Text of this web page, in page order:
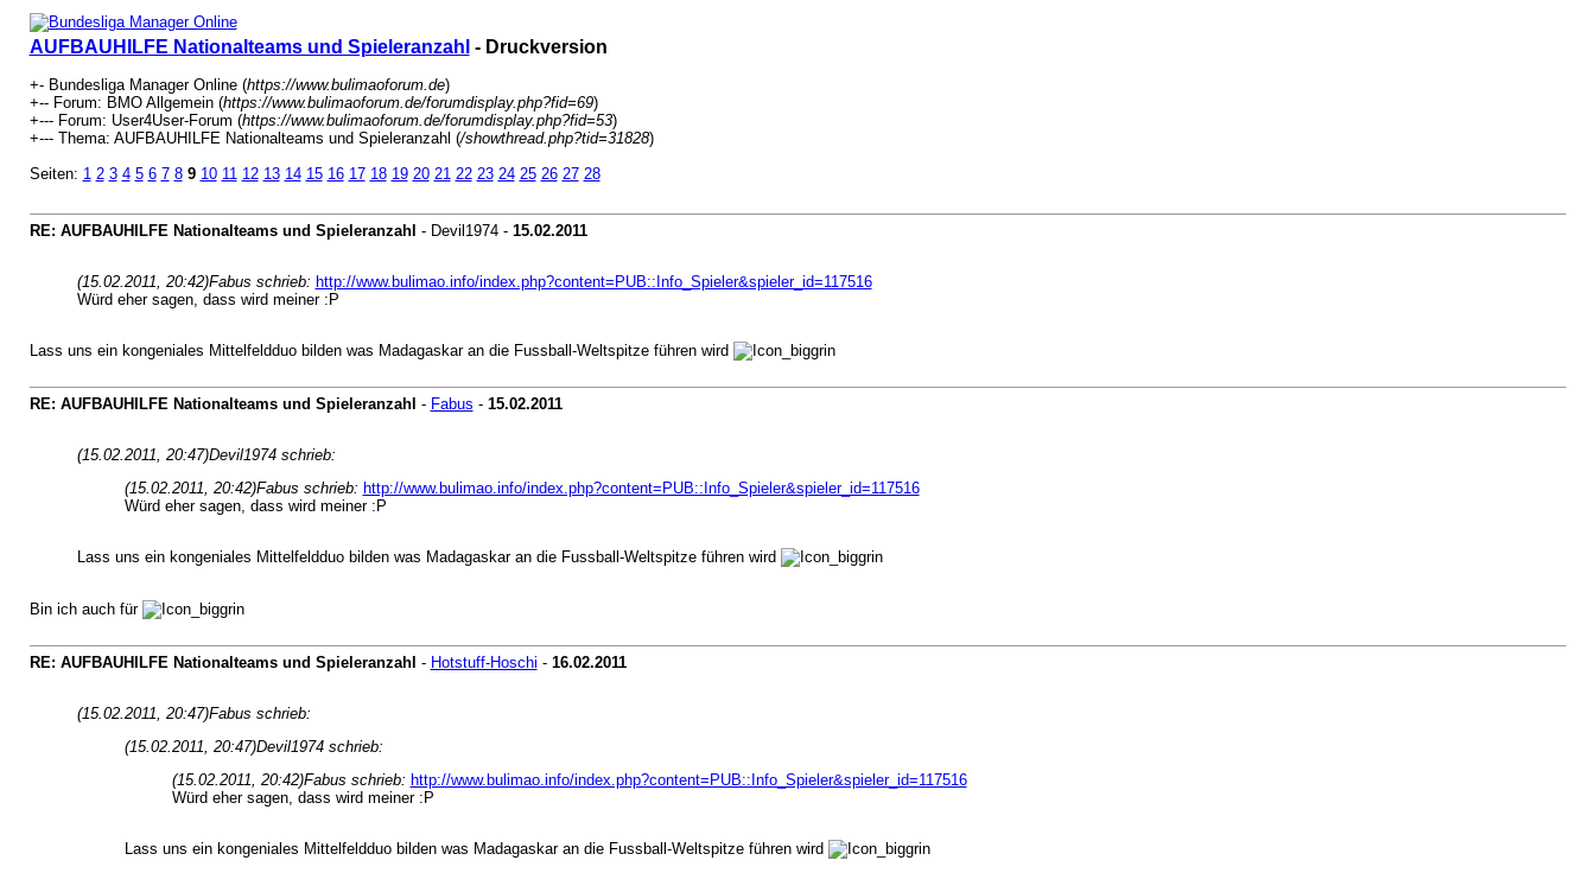
AUFBAUHILFE Nationalteams und Spieleranzahl - Druckversion
+- Bundesliga Manager Online (https://www.bulimaoforum.de)
+-- Forum: BMO Allgemein (https://www.bulimaoforum.de/forumdisplay.php?fid=69)
+--- Forum: User4User-Forum (https://www.bulimaoforum.de/forumdisplay.php?fid=53)
+--- Thema: AUFBAUHILFE Nationalteams und Spieleranzahl (/showthread.php?tid=31828)
Seiten: 1 2 3 4 5 6 7 8 9 10 11 12 13 14 15 16 17 18 19 20 21 22 23 24 25 26 27 28
RE: AUFBAUHILFE Nationalteams und Spieleranzahl - Devil1974 - 15.02.2011
(15.02.2011, 20:42)Fabus schrieb: http://www.bulimao.info/index.php?content=PUB::Info_Spieler&spieler_id=117516
Würd eher sagen, dass wird meiner :P
Lass uns ein kongeniales Mittelfeldduo bilden was Madagaskar an die Fussball-Weltspitze führen wird
RE: AUFBAUHILFE Nationalteams und Spieleranzahl - Fabus - 15.02.2011
(15.02.2011, 20:47)Devil1974 schrieb:
(15.02.2011, 20:42)Fabus schrieb: http://www.bulimao.info/index.php?content=PUB::Info_Spieler&spieler_id=117516
Würd eher sagen, dass wird meiner :P
Lass uns ein kongeniales Mittelfeldduo bilden was Madagaskar an die Fussball-Weltspitze führen wird
Bin ich auch für
RE: AUFBAUHILFE Nationalteams und Spieleranzahl - Hotstuff-Hoschi - 16.02.2011
(15.02.2011, 20:47)Fabus schrieb:
(15.02.2011, 20:47)Devil1974 schrieb:
(15.02.2011, 20:42)Fabus schrieb: http://www.bulimao.info/index.php?content=PUB::Info_Spieler&spieler_id=117516
Würd eher sagen, dass wird meiner :P
Lass uns ein kongeniales Mittelfeldduo bilden was Madagaskar an die Fussball-Weltspitze führen wird